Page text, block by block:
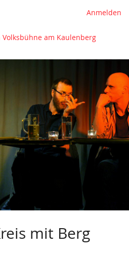
Anmelden
am Kaulenberg
mit Berg